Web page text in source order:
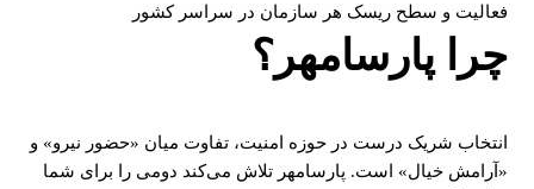
فعالیت و سطح ریسک هر سازمان در سراسر کشور
چرا پارسامهر؟
انتخاب شریک درست در حوزه امنیت، تفاوت میان «حضور نیرو» و
«آرامش خیال» است. پارسامهر تلاش می‌کند دومی را برای شما